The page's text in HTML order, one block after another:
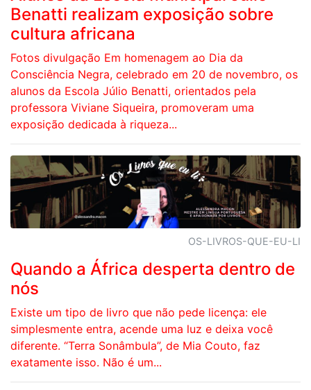
Benatti realizam exposição sobre
cultura africana
Fotos divulgação Em homenagem ao Dia da
Consciência Negra, celebrado em 20 de novembro, os
alunos da Escola Júlio Benatti, orientados pela
professora Viviane Siqueira, promoveram uma
exposição dedicada à riqueza...
OS-LIVROS-QUE-EU-LI
Quando a África desperta dentro de
nós
Existe um tipo de livro que não pede licença: ele
simplesmente entra, acende uma luz e deixa você
diferente. “Terra Sonâmbula”, de Mia Couto, faz
exatamente isso. Não é um...